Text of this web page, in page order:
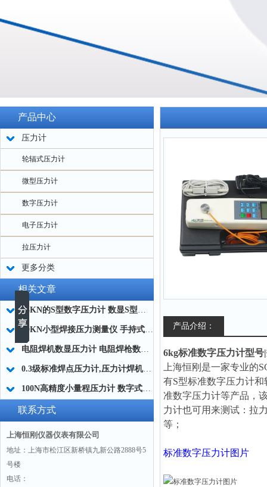
产品中心
压力计
轮辐式压力计
微型压力计
数字压力计
电子压力计
拉压力计
更多分类
相关文章
15KN的S型数字压力计 数显S型压力计 高精度S压力计厂家
30KN小型焊接压力测量仪 手持式焊接压力检测器 便携式焊接压力计厂家
电阻焊机数显压力计 电阻焊枪数字压力计 自动焊机上下电极压力测试仪厂家
0.3级标准焊点压力计,压力计焊机电极测试用的
100N高精度小量程压力计 数字式小量程压力计 小量程压力测量仪厂家
联系方式
上海恒刚仪器仪表有限公司
地址：上海市松江区新桥镇九新公路2888号5
号楼
电话：
产品介绍：
6kg标准数字压力计型
上海恒刚是一家专业的
有S型标准数字压力计
准数字压力计等产品，
力计也可用来测试：拉
等；
标准数字压力计图片